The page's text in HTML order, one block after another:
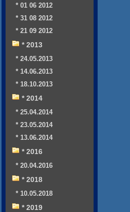
* 01 06 2012
* 31 08 2012
* 21 09 2012
* 2013
* 24.05.2013
* 14.06.2013
* 18.10.2013
* 2014
* 25.04.2014
* 23.05.2014
* 13.06.2014
* 2016
* 20.04.2016
* 2018
* 10.05.2018
* 2019